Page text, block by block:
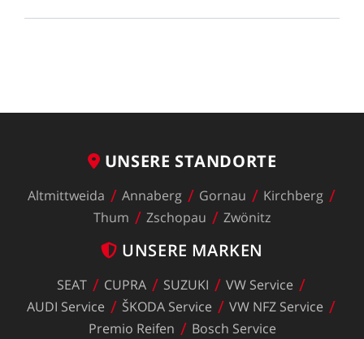
UNSERE STANDORTE
Altmittweida Annaberg Gornau
Kirchberg
Thum
Zschopau Zwönitz
UNSERE MARKEN
SEAT CUPRA SUZUKI VW Service
AUDI Service ŠKODA Service VW NFZ Service
Premio Reifen Bosch Service